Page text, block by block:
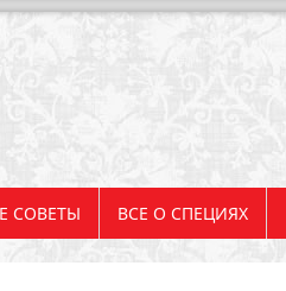
СОВЕТЫ ВСЕ О СПЕЦИЯХ